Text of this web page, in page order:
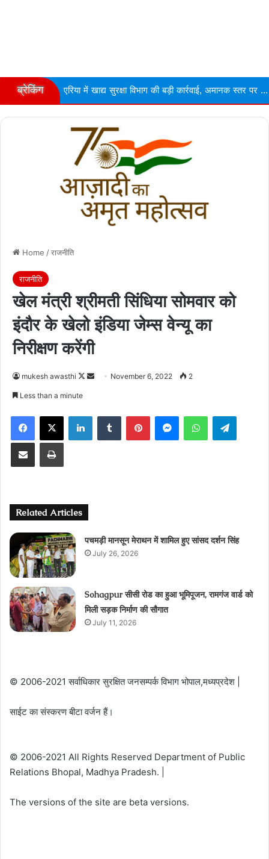
ब्रेकिंगमें खाद्य सुरक्षा विभाग की बड़ी कार्रवाई, अमानक स्तर पर ...
Home /राजनीति
राजनीति
खेल मंत्री श्रीमती सिंधिया सोमवार को
इंदौर के खेलो इंडिया जेम्स वेन्यू का
निरीक्षण करेंगी
mukesh awasthi
Follow
Send November 6, 2022 2
Less than a minute
Facebook
X LinkedInTumblr PinterestMessengerWhatsApp
Share via Email Print
Related Articles
पचमड़ी मानसून मेराथन में शामिल हुए सांसद दर्शन सिंह
July 26, 2026
Sohagpur सीसी रोड का हुआ भूमिपूजन, रामगंज वार्ड को
मिली सड़क निर्माण की सौगात
July 11, 2026
© 2006-2021 सर्वाधिकार सुरक्षित जनसम्पर्क विभाग भोपाल,मध्यप्रदेश |
साईट का संस्करण बीटा वर्जन हैं।
© 2006-2021 All Rights Reserved Department of Public
Relations Bhopal, Madhya Pradesh. |
The versions of the site are beta versions.